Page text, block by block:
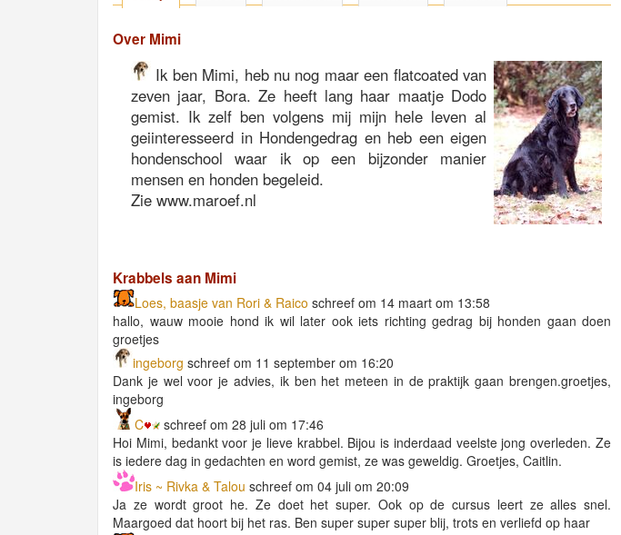
Over Mimi
Ik ben Mimi, heb nu nog maar een flatcoated van
zeven jaar, Bora. Ze heeft lang haar maatje Dodo
gemist. Ik zelf ben volgens mij mijn hele leven al
geiinteresseerd in Hondengedrag en heb een eigen
hondenschool waar ik op een bijzonder manier
mensen en honden begeleid.
Zie www.maroef.nl
Krabbels aan Mimi
Loes, baasje van Rori & Raico schreef om 14 maart om 13:58
hallo, wauw mooie hond ik wil later ook iets richting gedrag bij honden gaan doen
groetjes
ingeborg schreef om 11 september om 16:20
Dank je wel voor je advies, ik ben het meteen in de praktijk gaan brengen.groetjes,
ingeborg
C
schreef om 28 juli om 17:46
Hoi Mimi, bedankt voor je lieve krabbel. Bijou is inderdaad veelste jong overleden. Ze
is iedere dag in gedachten en word gemist, ze was geweldig. Groetjes, Caitlin.
Iris ~ Rivka & Talou schreef om 04 juli om 20:09
Ja ze wordt groot he. Ze doet het super. Ook op de cursus leert ze alles snel.
Maargoed dat hoort bij het ras. Ben super super super blij, trots en verliefd op haar